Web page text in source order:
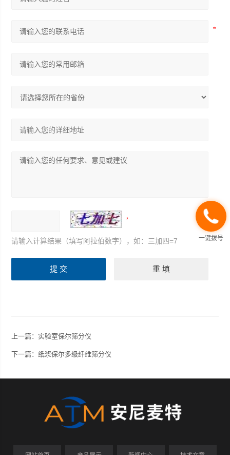
请输入计算结果（填写阿拉伯数字），如：三加四=7
上一篇： 实验室保尔筛分仪
下一篇：纸浆保尔多级纤维筛分仪
一键拨号